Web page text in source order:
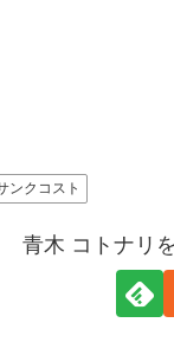
ンクコスト
青木 コトナリ